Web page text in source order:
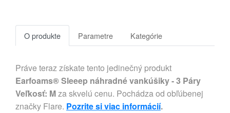
O produkte Parametre Kategórie
Práve teraz získate tento jedinečný produkt
Earfoams® Sleeep náhradné vankúšiky - 3 Páry
Veľkosť: Mza skvelú cenu. Pochádza od obľúbenej
značky Flare. Pozrite si viac informácií.